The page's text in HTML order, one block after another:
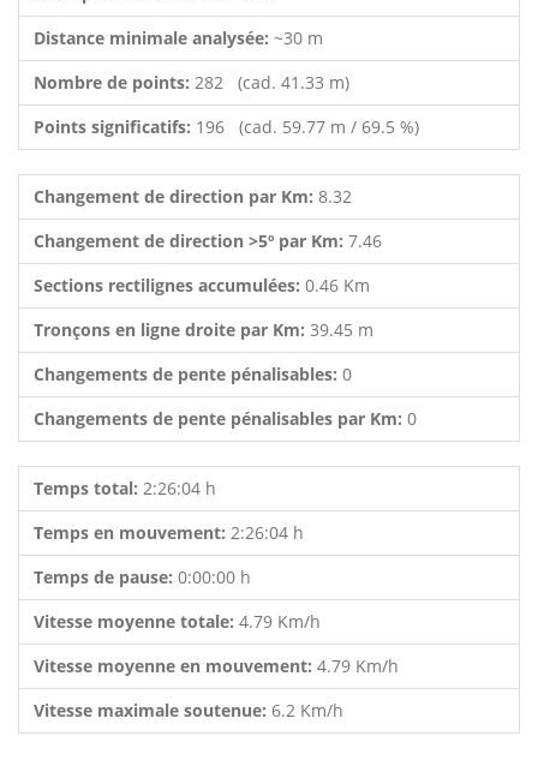
Distance minimale analysée: ~30 m
Nombre de points: 282 (cad. 41.33 m)
Points significatifs: 196 (cad. 59.77 m / 69.5 %)
Changement de direction par Km: 8.32
Changement de direction >5º par Km: 7.46
Sections rectilignes accumulées: 0.46 Km
Tronçons en ligne droite par Km: 39.45 m
Changements de pente pénalisables: 0
Changements de pente pénalisables par Km: 0
Temps total: 2:26:04 h
Temps en mouvement: 2:26:04 h
Temps de pause: 0:00:00 h
Vitesse moyenne totale: 4.79 Km/h
Vitesse moyenne en mouvement: 4.79 Km/h
Vitesse maximale soutenue: 6.2 Km/h